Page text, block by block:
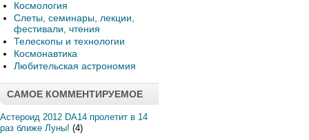
Космология
Слеты, семинары, лекции,
фестивали, чтения
Телескопы и технологии
Космонавтика
Любительская астрономия
САМОЕ КОММЕНТИРУЕМОЕ
Астероид 2012 DA14 пролетит в 14
раз ближе Луны! (4)